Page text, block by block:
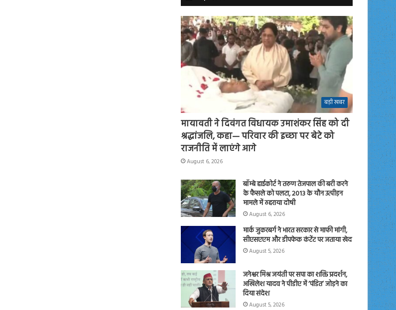
बड़ी खबर
मायावती ने दिवंगत विधायक उमाशंकर सिंह को दी
श्रद्धांजलि, कहा— परिवार की इच्छा पर बेटे को
राजनीति में लाएंगे आगे
August 6, 2026
बॉम्बे हाईकोर्ट ने तरुण तेजपाल की बरी करने
के फैसले को पलटा, 2013 के यौन उत्पीड़न
मामले में ठहराया दोषी
August 6, 2026
मार्क जुकरबर्ग ने भारत सरकार से माफी मांगी,
सीएसएएम और डीपफेक कंटेंट पर जताया खेद
August 5, 2026
जनेश्वर मिश्र जयंती पर सपा का शक्ति प्रदर्शन,
अखिलेश यादव ने पीडीए में ‘पंडित’ जोड़ने का
दिया संदेश
August 5, 2026